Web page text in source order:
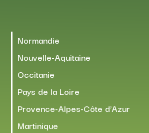
Normandie
Nouvelle-Aquitaine
Occitanie
Pays de la Loire
Provence-Alpes-Côte d’Azur
Martinique